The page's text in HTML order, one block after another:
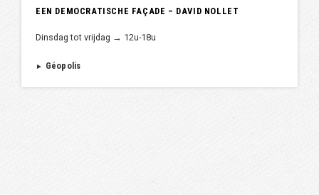
EEN DEMOCRATISCHE FAÇADE – DAVID NOLLET
Dinsdag tot vrijdag → 12u-18u
► Géopolis